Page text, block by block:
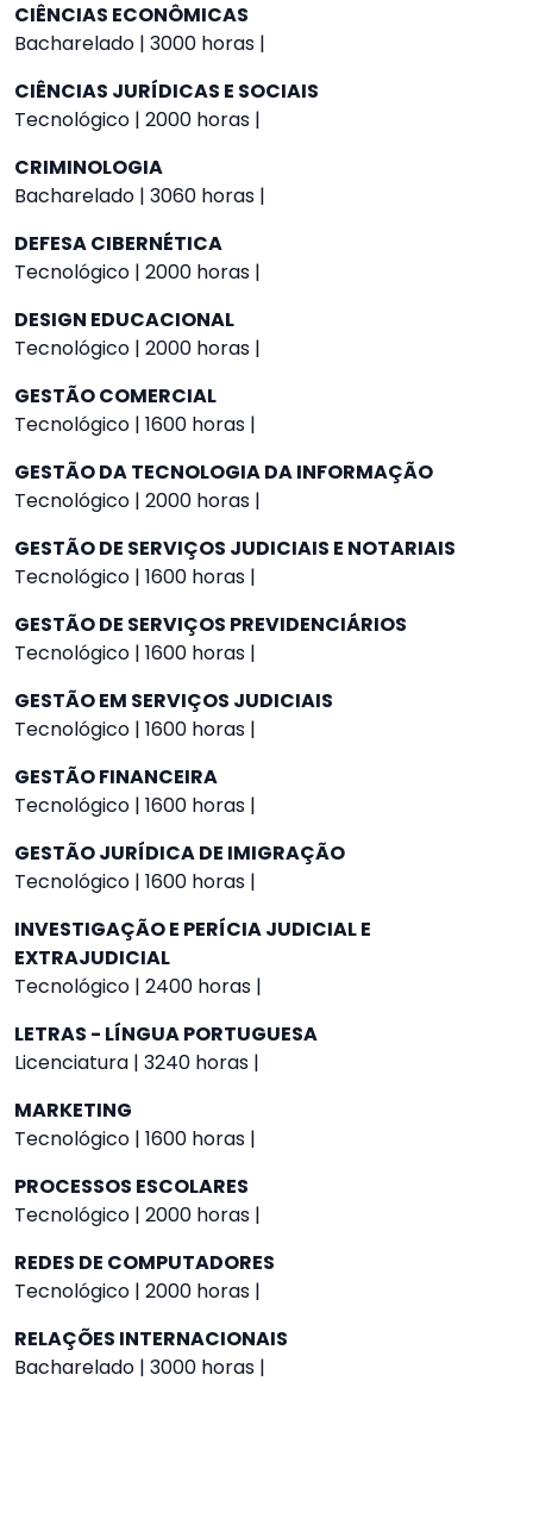
CIÊNCIAS ECONÔMICAS
Bacharelado | 3000 horas |
CIÊNCIAS JURÍDICAS E SOCIAIS
Tecnológico | 2000 horas |
CRIMINOLOGIA
Bacharelado | 3060 horas |
DEFESA CIBERNÉTICA
Tecnológico | 2000 horas |
DESIGN EDUCACIONAL
Tecnológico | 2000 horas |
GESTÃO COMERCIAL
Tecnológico | 1600 horas |
GESTÃO DA TECNOLOGIA DA INFORMAÇÃO
Tecnológico | 2000 horas |
GESTÃO DE SERVIÇOS JUDICIAIS E NOTARIAIS
Tecnológico | 1600 horas |
GESTÃO DE SERVIÇOS PREVIDENCIÁRIOS
Tecnológico | 1600 horas |
GESTÃO EM SERVIÇOS JUDICIAIS
Tecnológico | 1600 horas |
GESTÃO FINANCEIRA
Tecnológico | 1600 horas |
GESTÃO JURÍDICA DE IMIGRAÇÃO
Tecnológico | 1600 horas |
INVESTIGAÇÃO E PERÍCIA JUDICIAL E
EXTRAJUDICIAL
Tecnológico | 2400 horas |
LETRAS - LÍNGUA PORTUGUESA
Licenciatura | 3240 horas |
MARKETING
Tecnológico | 1600 horas |
PROCESSOS ESCOLARES
Tecnológico | 2000 horas |
REDES DE COMPUTADORES
Tecnológico | 2000 horas |
RELAÇÕES INTERNACIONAIS
Bacharelado | 3000 horas |